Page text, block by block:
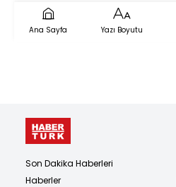
Ana Sayfa Yazı Boyutu
Son Dakika Haberleri
Haberler